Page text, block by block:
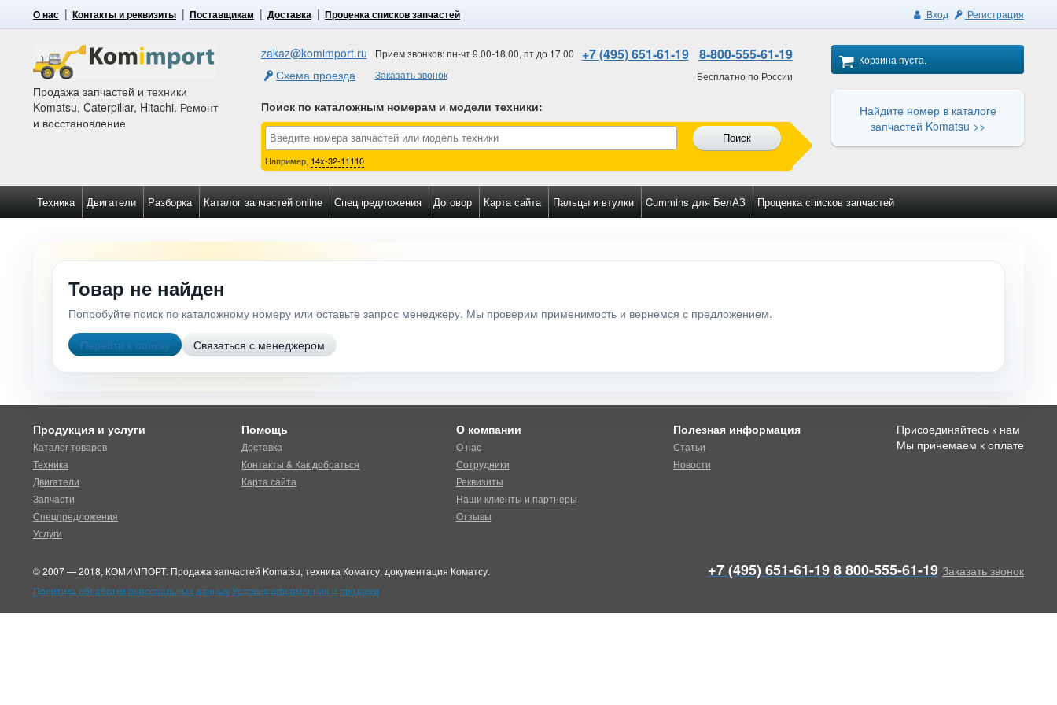
О нас Контакты и реквизиты Поставщикам Доставка Проценка списков запчастей Вход Регистрация
Продажа запчастей и техники
Komatsu, Caterpillar, Hitachi. Ремонт
и восстановление
zakaz@komimport.ru
Схема проезда
Прием звонков: пн-чт 9.00-18.00, пт до 17.00
Заказать звонок
+7 (495) 651-61-19 8-800-555-61-19
Бесплатно по России
Поиск по каталожным номерам и модели техники:
Поиск
Например, 14x-32-11110
Корзина пуста.
Найдите номер в каталоге
запчастей Komatsu >>
Техника Двигатели Разборка Каталог запчастей online Спецпредложения Договор Карта сайта Пальцы и втулки Cummins для БелАЗ Проценка списков запчастей
Товар не найден
Попробуйте поиск по каталожному номеру или оставьте запрос менеджеру. Мы проверим применимость и вернемся с предложением.
Перейти к поиску
Связаться с менеджером
Продукция и услуги
Каталог товаров
Техника
Двигатели
Запчасти
Спецпредложения
Услуги
Помощь
Доставка
Контакты & Как добраться
Карта сайта
О компании
О нас
Сотрудники
Реквизиты
Наши клиенты и партнеры
Отзывы
Полезная информация
Статьи
Новости
Присоединяйтесь к нам
Мы принемаем к оплате
© 2007 — 2018, КОМИМПОРТ. Продажа запчастей Komatsu, техника Коматсу, документация Коматсу.
Политика обработки персональных данныхУсловия оформления и продажи
+7 (495) 651-61-198 800-555-61-19 Заказать звонок